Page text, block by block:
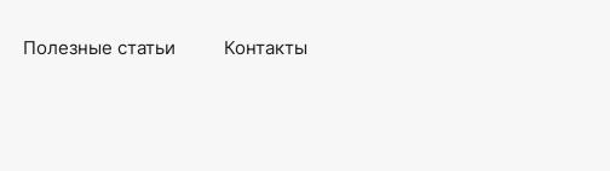
Полезные статьи Контакты